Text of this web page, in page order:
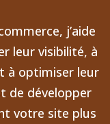
j’aide
leur visibilité, à
à optimiser leur
de développer
votre site plus